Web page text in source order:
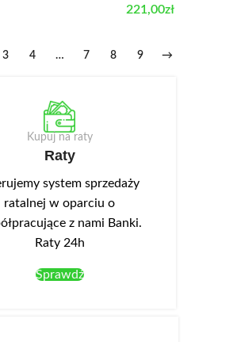
Front laminowany
221,00zł
3 4 … 7 8 9 →
Kupuj na raty
Raty
system sprzedaży
ratalnej w oparciu o
z nami Banki.
Raty 24h
Sprawdź